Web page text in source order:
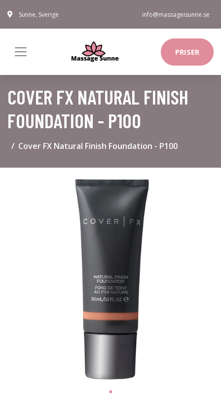
Sunne, Sverige info@massageisunne.se
PRISER
COVER FX NATURAL FINISH
FOUNDATION - P100
Cover FX Natural Finish Foundation - P100